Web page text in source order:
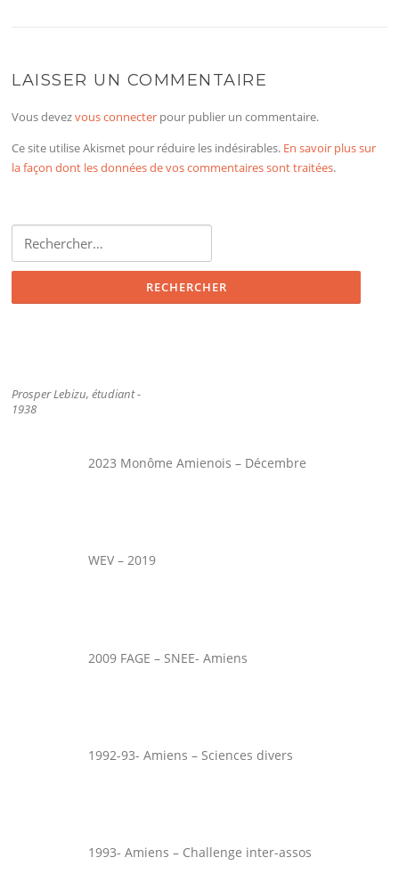
LAISSER UN COMMENTAIRE
Vous devezvous connecter pour publier un commentaire.
Ce site utilise Akismet pour réduire les indésirables. En savoir plus sur
la façon dont les données de vos commentaires sont traitées.
Prosper Lebizu, étudiant -
1938
2023 Monôme Amienois – Décembre
WEV – 2019
2009 FAGE – SNEE- Amiens
1992-93- Amiens – Sciences divers
1993- Amiens – Challenge inter-assos